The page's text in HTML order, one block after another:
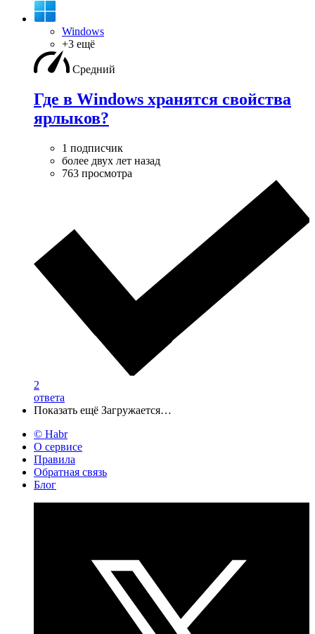
Windows
+3 ещё
Средний
Где в Windows хранятся свойства
ярлыков?
1 подписчик
более двух лет назад
763 просмотра
2
ответа
Показать ещё Загружается…
© Habr
О сервисе
Правила
Обратная связь
Блог